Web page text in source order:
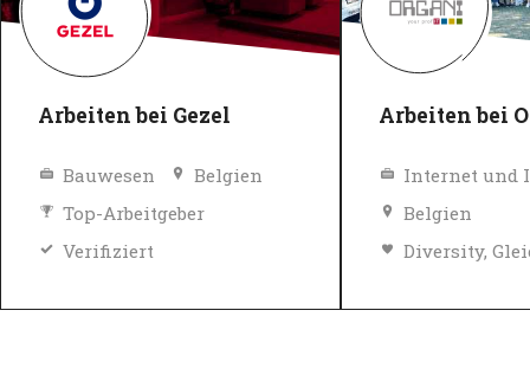
Arbeiten bei Gezel
Bauwesen
Belgien
Top-Arbeitgeber
Verifiziert
Arbeiten bei
Internet und
Belgien